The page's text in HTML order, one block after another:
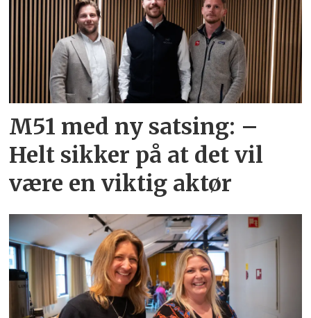
M51 med ny satsing: –
Helt sikker på at det vil
være en viktig aktør